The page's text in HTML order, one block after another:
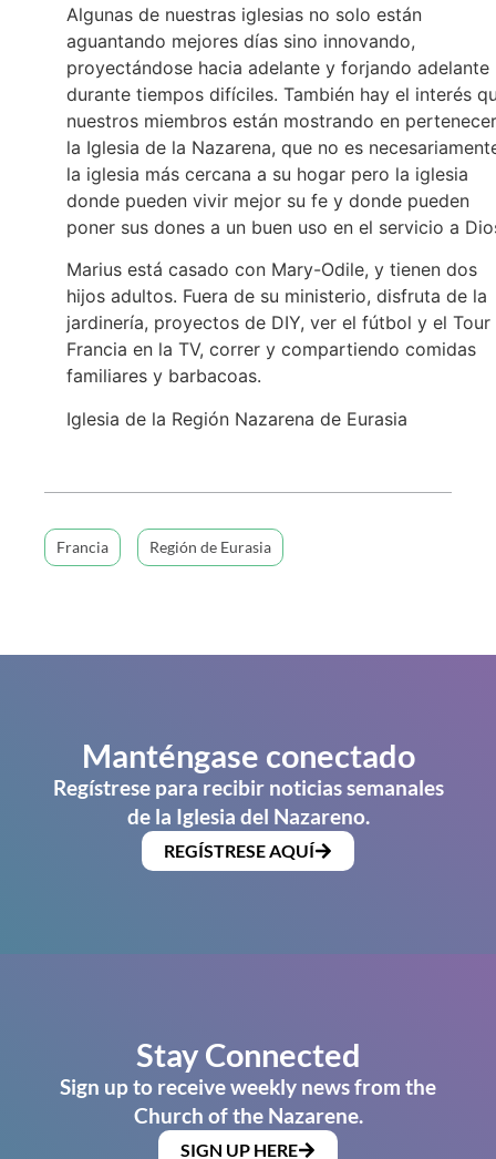
Algunas de nuestras iglesias no solo están
aguantando mejores días sino innovando,
proyectándose hacia adelante y forjando adelante
durante tiempos difíciles. También hay el interés
nuestros miembros están mostrando en
la Iglesia de la Nazarena, que no es
la iglesia más cercana a su hogar pero la iglesia
donde pueden vivir mejor su fe y donde pueden
poner sus dones a un buen uso en el servicio a
Marius está casado con Mary-Odile, y tienen dos
hijos adultos. Fuera de su ministerio, disfruta de la
jardinería, proyectos de DIY, ver el fútbol y el Tour
Francia en la TV, correr y compartiendo comidas
familiares y barbacoas.
Iglesia de la Región Nazarena de Eurasia
Francia Región de Eurasia
Manténgase conectado
Regístrese para recibir noticias semanales
de la Iglesia del Nazareno.
REGÍSTRESE AQUÍ
Stay Connected
Sign up to receive weekly news from the
Church of the Nazarene.
SIGN UP HERE